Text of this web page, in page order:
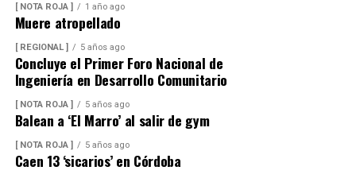
[ NOTA ROJA ] 1 año ago
Muere atropellado
[ REGIONAL ] 5 años ago
Concluye el Primer Foro Nacional de
Ingeniería en Desarrollo Comunitario
[ NOTA ROJA ] 5 años ago
Balean a ‘El Marro’ al salir de gym
[ NOTA ROJA ] 5 años ago
Caen 13 ‘sicarios’ en Córdoba